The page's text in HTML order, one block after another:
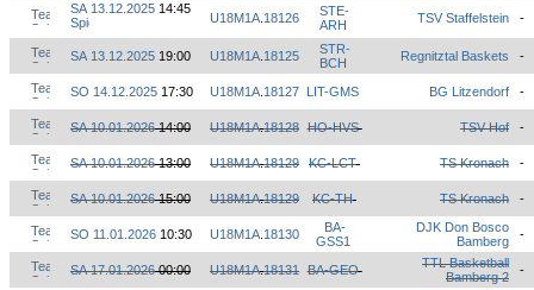
SA 13.12.2025 14:45
U18M1A 18126
STE-
ARH
TSV Staffelstein -
SA 13.12.2025 19:00 U18M1A 18125
STR-
BCH
Regnitztal Baskets -
SO 14.12.2025 17:30 U18M1A 18127 LIT-GMS BG Litzendorf -
SA 10.01.202614:00 U18M1A.18128 HO-HVS TSV Hof -
SA 10.01.202613:00 U18M1A.18129 KC-LCT TS Kronach -
SA 10.01.202615:00 U18M1A.18129 KC-TH TS Kronach -
SO 11.01.2026 10:30 U18M1A 18130
BA-
GSS1
DJK Don Bosco
Bamberg
-
SA 17.01.202600:00 U18M1A.18131 BA-GEO
TTL Basketball
Bamberg 2
-